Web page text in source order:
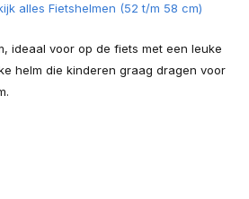
alles Fietshelmen (52 t/m 58 cm)
ideaal voor op de fiets met een leuke
helm die kinderen graag dragen voor